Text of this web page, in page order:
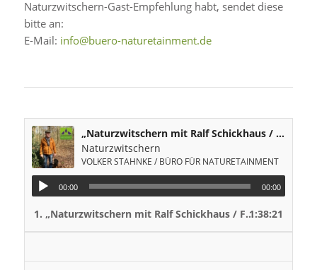
Naturzwitschern-Gast-Empfehlung habt, sendet diese
bitte an:
E-Mail: info@buero-naturetainment.de
„Naturzwitschern mit Ralf Schickhaus / Förster in Bredenbeck am Deister“
Naturzwitschern
VOLKER STAHNKE / BÜRO FÜR NATURETAINMENT
00:00 00:00
1. „Naturzwitschern mit Ralf Schickhaus / Förster in Bredenbeck am Deister“ 1:38:21